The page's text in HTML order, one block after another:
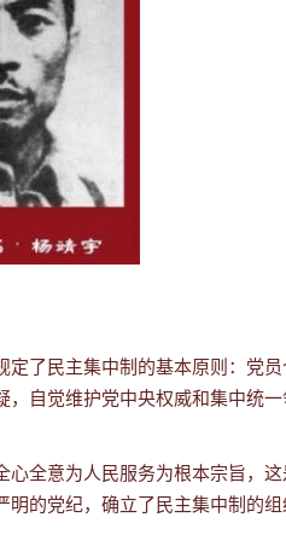
了民主集中制的基本原则： 党
，自觉维护党中央权威和集中统
心全意为人民服务为根本宗旨，
的党纪，确立了民主集中制的